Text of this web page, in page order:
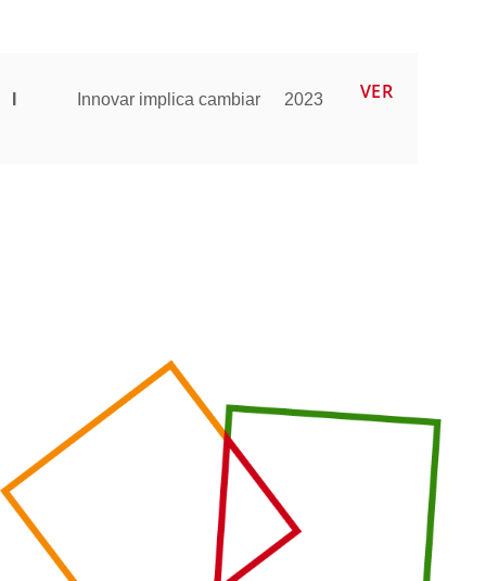
Innovar implica cambiar 2023 VER